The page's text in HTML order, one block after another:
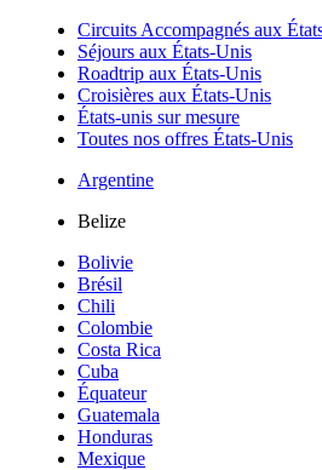
Circuits Accompagnés aux
Séjours aux États-Unis
Roadtrip aux États-Unis
Croisières aux États-Unis
États-unis sur mesure
Toutes nos offres États-Unis
Argentine
Belize
Bolivie
Brésil
Chili
Colombie
Costa Rica
Cuba
Équateur
Guatemala
Honduras
Mexique